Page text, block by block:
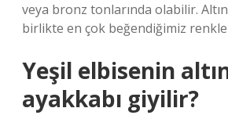
veya bronz tonlarında olabilir.
birlikte en çok beğendiğimiz
Yeşil elbisenin
ayakkabı giyilir?